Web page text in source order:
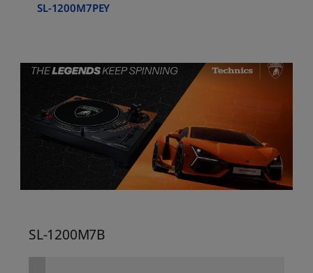
SL-1200M7PEY
SL-1200M7B